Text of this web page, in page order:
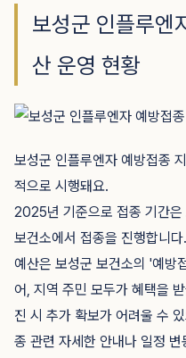
보성군 인플루엔
산 운영 현황
보성군 인플루엔자 예방접종
적으로 시행돼요.
2025년 기준으로 접종 기간
보건소에서 접종을 진행합니다.
예산은 보성군 보건소의 '예방
어, 지역 주민 모두가 혜택을
진 시 추가 확보가 어려울 수
종 관련 자세한 안내나 일정